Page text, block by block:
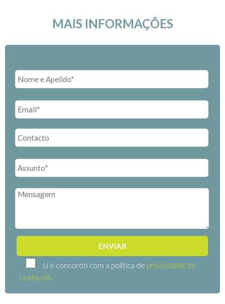
MAIS INFORMAÇÕES
Li e concordo com a política de privacidade da
Leekscell.